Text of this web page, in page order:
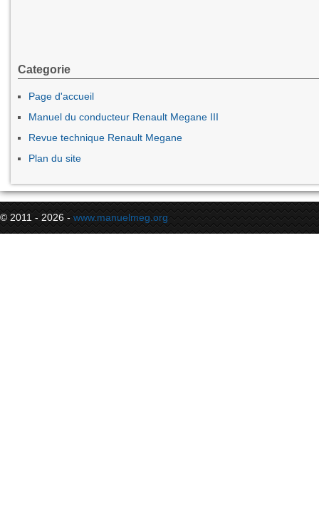
Categorie
Page d'accueil
Manuel du conducteur Renault Megane III
Revue technique Renault Megane
Plan du site
© 2011 - 2026 - www.manuelmeg.org